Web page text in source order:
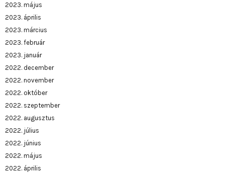
2023. május
2023. április
2023. március
2023. február
2023. január
2022. december
2022. november
2022. október
2022. szeptember
2022. augusztus
2022. július
2022. június
2022. május
2022. április